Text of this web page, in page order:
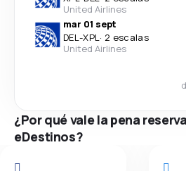
United Airlines
mar 01 sept
DEL-XPL· 2 escalas
United Airlines
¿Por qué vale la pena
eDestinos?